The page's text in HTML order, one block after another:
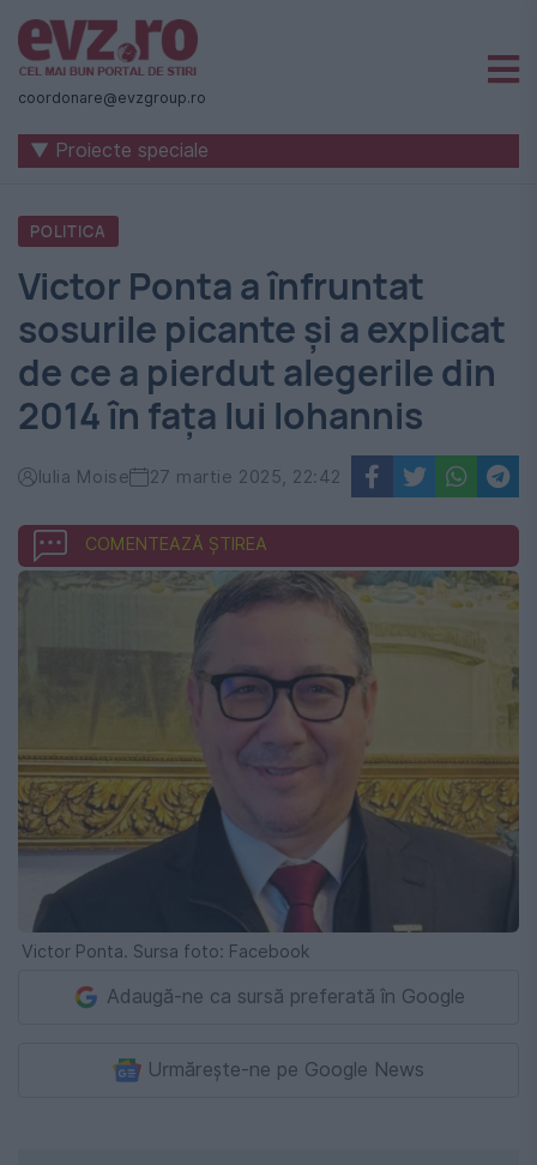
Știri
naționale
internaționale
România
-
Evenimentul
Zilei
coordonare@evzgroup.ro
▼ Proiecte speciale
POLITICA
Victor Ponta a înfruntat
sosurile picante și a explicat
de ce a pierdut alegerile din
2014 în fața lui Iohannis
Iulia Moise 27 martie 2025, 22:42
COMENTEAZĂ ȘTIREA
Victor Ponta. Sursa foto: Facebook
Adaugă-ne ca sursă preferată în Google
Urmărește-ne pe Google News